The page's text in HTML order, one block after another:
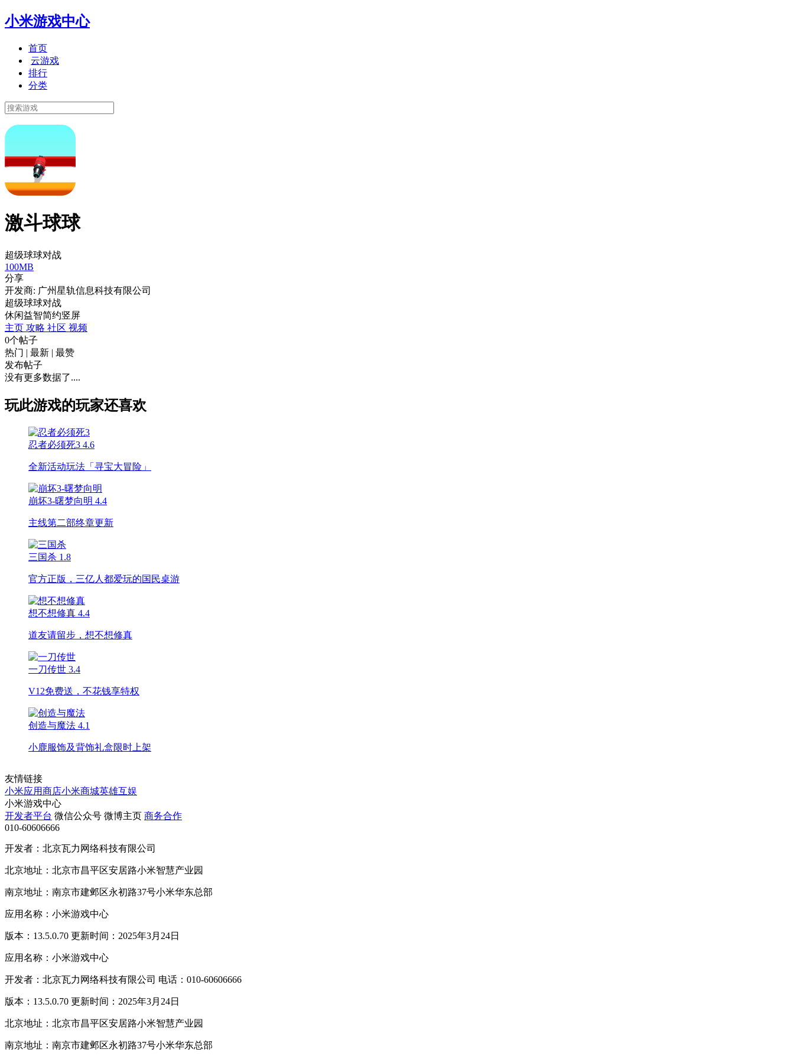
小米游戏中心
首页
云游戏
排行
分类
激斗球球
超级球球对战
100MB
分享
开发商: 广州星轨信息科技有限公司
超级球球对战
休闲益智简约竖屏
主页 攻略 社区 视频
0个帖子
热门 | 最新 | 最赞
发布帖子
没有更多数据了....
玩此游戏的玩家还喜欢
忍者必须死3 4.6
全新活动玩法「寻宝大冒险」
崩坏3-曙梦向明 4.4
主线第二部终章更新
三国杀 1.8
官方正版，三亿人都爱玩的国民桌游
想不想修真 4.4
道友请留步，想不想修真
一刀传世 3.4
V12免费送，不花钱享特权
创造与魔法 4.1
小鹿服饰及背饰礼盒限时上架
友情链接
小米应用商店小米商城英雄互娱
小米游戏中心
开发者平台 微信公众号 微博主页 商务合作
010-60606666
开发者：北京瓦力网络科技有限公司
北京地址：北京市昌平区安居路小米智慧产业园
南京地址：南京市建邺区永初路37号小米华东总部
应用名称：小米游戏中心
版本：13.5.0.70 更新时间：2025年3月24日
应用名称：小米游戏中心
开发者：北京瓦力网络科技有限公司 电话：010-60606666
版本：13.5.0.70 更新时间：2025年3月24日
北京地址：北京市昌平区安居路小米智慧产业园
南京地址：南京市建邺区永初路37号小米华东总部